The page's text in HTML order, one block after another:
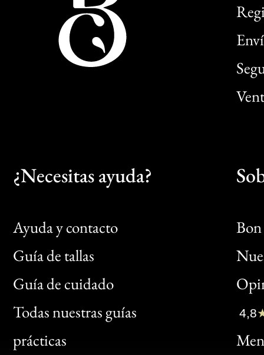
¿Necesitas ayuda?
Ayuda y contacto
Guía de tallas
Guía de cuidado
Todas nuestras guías
prácticas
Bon
Clic
Bon
4,8